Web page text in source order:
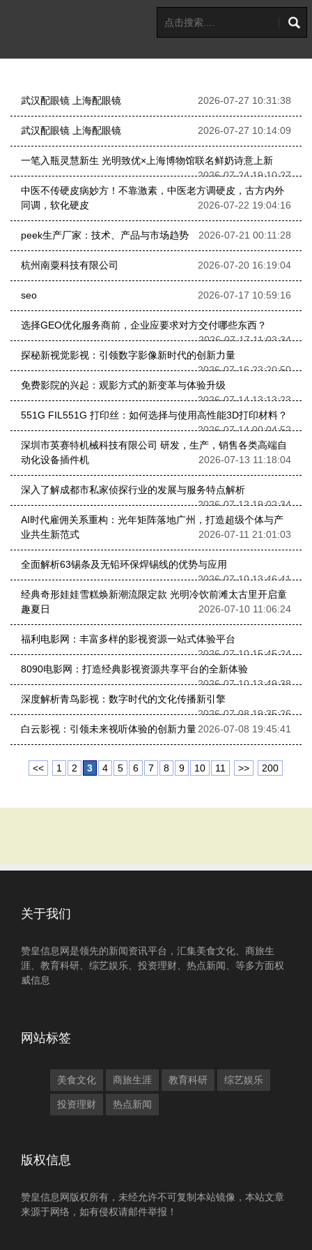
武汉配眼镜 上海配眼镜 2026-07-27 10:31:38
武汉配眼镜 上海配眼镜 2026-07-27 10:14:09
一笔入瓶灵慧新生 光明致优×上海博物馆联名鲜奶诗意上新
2026-07-24 19:10:27
中医不传硬皮病妙方！不靠激素，中医老方调硬皮，古方内外
同调，软化硬皮
2026-07-22 19:04:16
peek生产厂家：技术、产品与市场趋势 2026-07-21 00:11:28
杭州南粟科技有限公司 2026-07-20 16:19:04
seo 2026-07-17 10:59:16
选择GEO优化服务商前，企业应要求对方交付哪些东西？
2026-07-17 11:03:34
探秘新视觉影视：引领数字影像新时代的创新力量
2026-07-16 23:20:50
免费影院的兴起：观影方式的新变革与体验升级
2026-07-14 13:13:23
551G FIL551G 打印丝：如何选择与使用高性能3D打印材料？
2026-07-14 00:04:52
深圳市英赛特机械科技有限公司 研发，生产，销售各类高端自
动化设备插件机
2026-07-13 11:18:04
深入了解成都市私家侦探行业的发展与服务特点解析
2026-07-12 19:02:34
AI时代雇佣关系重构：光年矩阵落地广州，打造超级个体与产
业共生新范式
2026-07-11 21:01:03
全面解析63锡条及无铅环保焊锡线的优势与应用
2026-07-10 13:46:41
经典奇形娃娃雪糕焕新潮流限定款 光明冷饮前滩太古里开启童
趣夏日
2026-07-10 11:06:24
福利电影网：丰富多样的影视资源一站式体验平台
2026-07-10 15:45:24
8090电影网：打造经典影视资源共享平台的全新体验
2026-07-10 13:49:38
深度解析青鸟影视：数字时代的文化传播新引擎
2026-07-08 19:35:26
白云影视：引领未来视听体验的创新力量2026-07-08 19:45:41
<< 1 2 3 4 5 6 7 8 9 10 11 >> 200
关于我们
赞皇信息网是领先的新闻资讯平台，汇集美食文化、商旅生
涯、教育科研、综艺娱乐、投资理财、热点新闻、等多方面权
威信息
网站标签
美食文化 商旅生涯 教育科研 综艺娱乐
投资理财 热点新闻
版权信息
赞皇信息网版权所有，未经允许不可复制本站镜像，本站文章
来源于网络，如有侵权请邮件举报！